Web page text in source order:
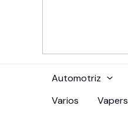
Automotriz
Varios
Vapers